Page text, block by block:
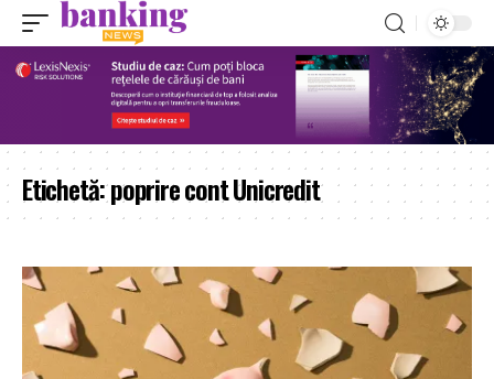
Etichetă:poprire cont Unicredit